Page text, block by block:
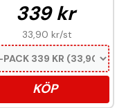
339 kr
33,90 kr/st
KÖP